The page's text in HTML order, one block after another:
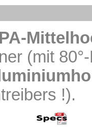
PA-
(mit
!).